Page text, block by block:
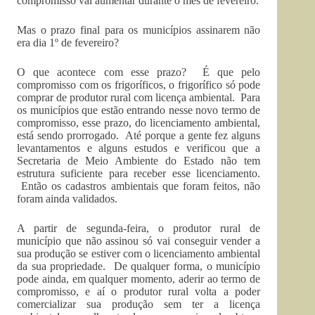
Mas o prazo final para os municípios assinarem não
era dia 1º de fevereiro?
O que acontece com esse prazo? É que pelo
compromisso com os frigoríficos, o frigorífico só pode
comprar de produtor rural com licença ambiental. Para
os municípios que estão entrando nesse novo termo de
compromisso, esse prazo, do licenciamento ambiental,
está sendo prorrogado. Até porque a gente fez alguns
levantamentos e alguns estudos e verificou que a
Secretaria de Meio Ambiente do Estado não tem
estrutura suficiente para receber esse licenciamento.
Então os cadastros ambientais que foram feitos, não
foram ainda validados.
A partir de segunda-feira, o produtor rural de
município que não assinou só vai conseguir vender a
sua produção se estiver com o licenciamento ambiental
da sua propriedade. De qualquer forma, o município
pode ainda, em qualquer momento, aderir ao termo de
compromisso, e aí o produtor rural volta a poder
comercializar sua produção sem ter a licença